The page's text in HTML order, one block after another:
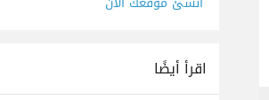
اقرأ أيضًا